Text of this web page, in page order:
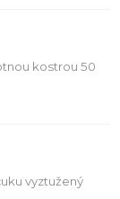
kostrou 50
vyztužený